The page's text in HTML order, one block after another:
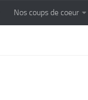
Nos coups de coeur